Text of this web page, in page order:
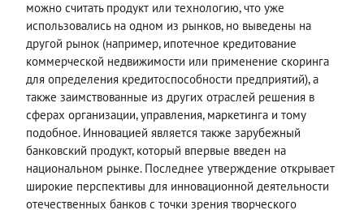
можно считать продукт или технологию, что уже
использовались на одном из рынков, но выведены на
другой рынок (например, ипотечное кредитование
коммерческой недвижимости или применение скоринга
для определения кредитоспособности предприятий), а
также заимствованные из других отраслей решения в
сферах организации, управления, маркетинга и тому
подобное. Инновацией является также зарубежный
банковский продукт, который впервые введен на
национальном рынке. Последнее утверждение открывает
широкие перспективы для инновационной деятельности
отечественных банков с точки зрения творческого